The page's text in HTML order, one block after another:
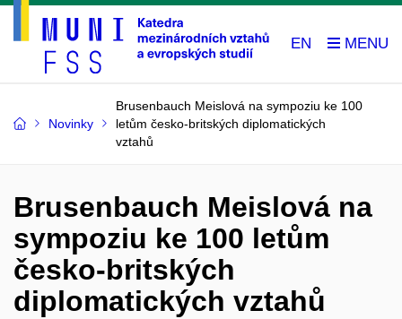
EN
Novinky
Brusenbauch Meislová na sympoziu ke 100
letům česko-britských diplomatických
vztahů
Brusenbauch Meislová na
sympoziu ke 100 letům
česko-britských
diplomatických vztahů